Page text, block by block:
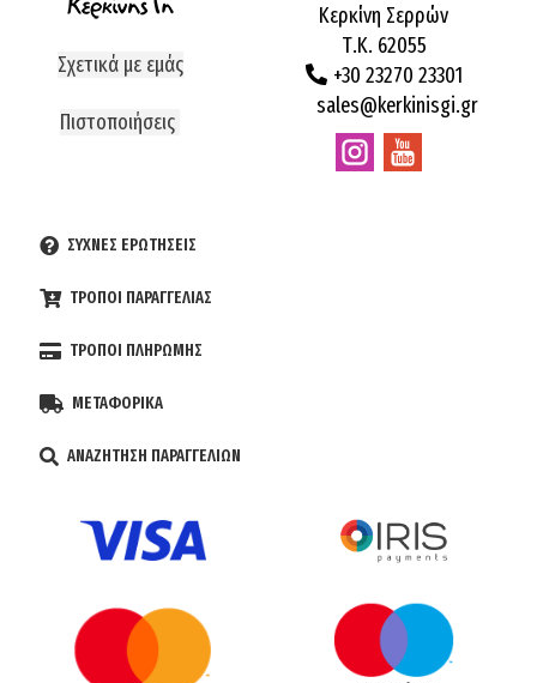
Σχετικά με εμάς
Πιστοποιήσεις
Κερκίνη Σερρών
Τ.Κ. 62055
+30 23270 23301
sales@kerkinisgi.gr
ΣΥΧΝΕΣ ΕΡΩΤΗΣΕΙΣ
ΤΡΟΠΟΙ ΠΑΡΑΓΓΕΛΙΑΣ
ΤΡΟΠΟΙ ΠΛΗΡΩΜΗΣ
ΜΕΤΑΦΟΡΙΚΑ
ΑΝΑΖΗΤΗΣΗ ΠΑΡΑΓΓΕΛΙΩΝ